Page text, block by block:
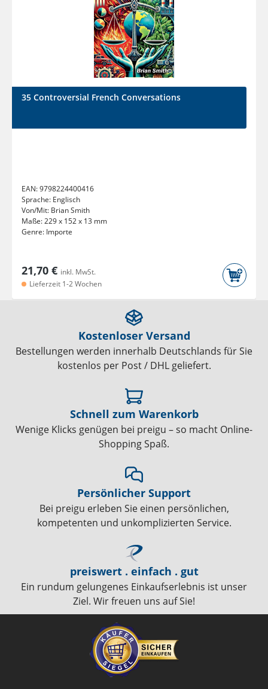
35 Controversial French Conversations
EAN:9798224400416
Sprache: Englisch
Von/Mit: Brian Smith
Maße:229 x 152 x 13 mm
Genre: Importe
21,70 € inkl. MwSt.
Lieferzeit 1-2 Wochen
Kostenloser Versand
Bestellungen werden innerhalb Deutschlands für Sie
kostenlos per Post / DHL geliefert.
Schnell zum Warenkorb
Wenige Klicks genügen bei preigu – so macht Online-
Shopping Spaß.
Persönlicher Support
Bei preigu erleben Sie einen persönlichen,
kompetenten und unkomplizierten Service.
preiswert . einfach . gut
Ein rundum gelungenes Einkaufserlebnis ist unser
Ziel. Wir freuen uns auf Sie!